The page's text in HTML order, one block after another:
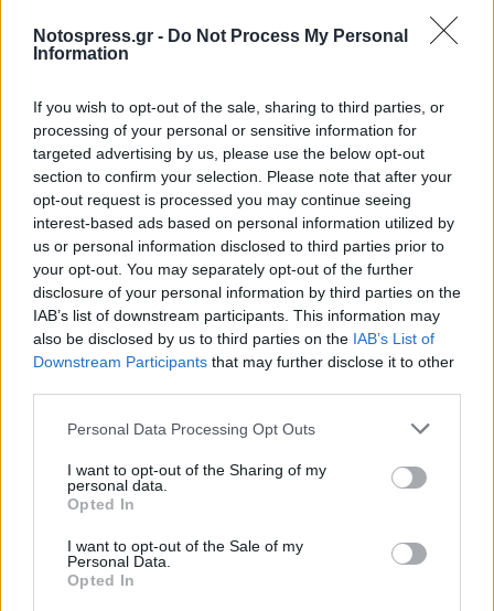
Notospress.gr - Do Not Process My Personal
Information
If you wish to opt-out of the sale, sharing to third parties, or
processing of your personal or sensitive information for
targeted advertising by us, please use the below opt-out
section to confirm your selection. Please note that after your
opt-out request is processed you may continue seeing
interest-based ads based on personal information utilized by
us or personal information disclosed to third parties prior to
your opt-out. You may separately opt-out of the further
disclosure of your personal information by third parties on the
IAB’s list of downstream participants. This information may
also be disclosed by us to third parties on the IAB’s List of
Downstream Participants that may further disclose it to other
Personal Data Processing Opt Outs
I want to opt-out of the Sharing of my
personal data.
Opted In
I want to opt-out of the Sale of my
Personal Data.
Opted In